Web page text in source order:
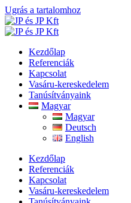
Ugrás a tartalomhoz
Kezdőlap
Referenciák
Kapcsolat
Vasáru-kereskedelem
Tanúsítványaink
Magyar
Magyar
Deutsch
English
Kezdőlap
Referenciák
Kapcsolat
Vasáru-kereskedelem